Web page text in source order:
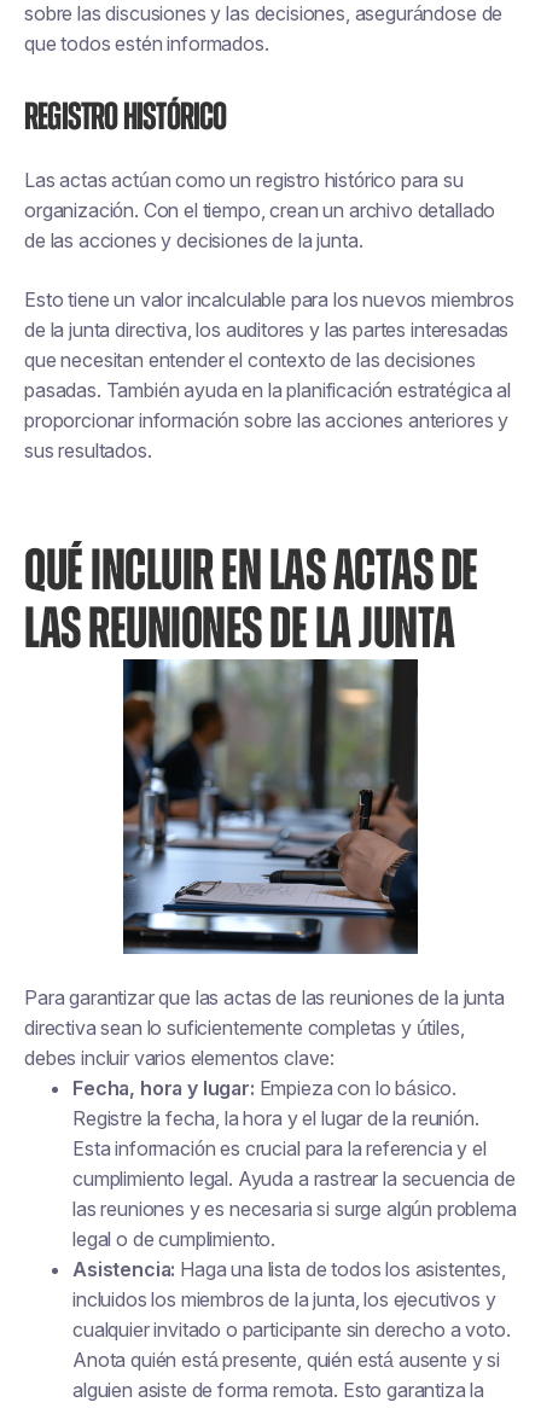
sobre las discusiones y las decisiones, asegurándose de
que todos estén informados.
Registro histórico
Las actas actúan como un registro histórico para su
organización. Con el tiempo, crean un archivo detallado
de las acciones y decisiones de la junta.
Esto tiene un valor incalculable para los nuevos miembros
de la junta directiva, los auditores y las partes interesadas
que necesitan entender el contexto de las decisiones
pasadas. También ayuda en la planificación estratégica al
proporcionar información sobre las acciones anteriores y
sus resultados.
QUÉ INCLUIR EN LAS ACTAS DE
LAS REUNIONES DE LA JUNTA
Para garantizar que las actas de las reuniones de la junta
directiva sean lo suficientemente completas y útiles,
debes incluir varios elementos clave:
Fecha, hora y lugar: Empieza con lo básico.
Registre la fecha, la hora y el lugar de la reunión.
Esta información es crucial para la referencia y el
cumplimiento legal. Ayuda a rastrear la secuencia de
las reuniones y es necesaria si surge algún problema
legal o de cumplimiento.
Asistencia: Haga una lista de todos los asistentes,
incluidos los miembros de la junta, los ejecutivos y
cualquier invitado o participante sin derecho a voto.
Anota quién está presente, quién está ausente y si
alguien asiste de forma remota. Esto garantiza la